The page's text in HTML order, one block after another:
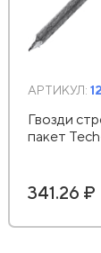
АРТИКУЛ:
Гвозди
пакет
341.26 ₽